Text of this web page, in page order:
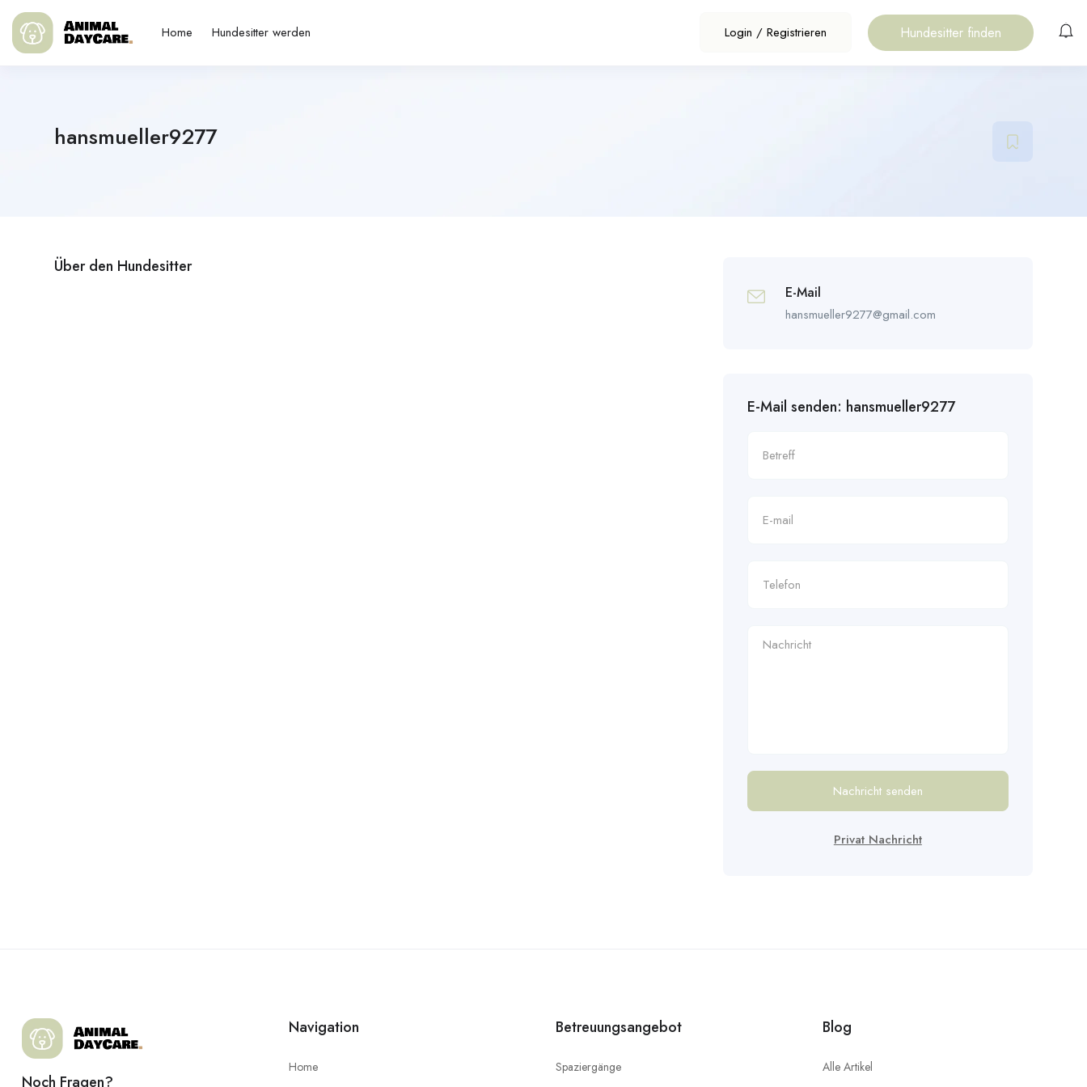
Home Hundesitter werden Login / Registrieren Hundesitter finden
hansmueller9277
Über den Hundesitter
E-Mail
hansmueller9277@gmail.com
E-Mail senden: hansmueller9277
Nachricht senden
Privat Nachricht
Noch Fragen?
Navigation
Home
Betreuungsangebot
Spaziergänge
Blog
Alle Artikel